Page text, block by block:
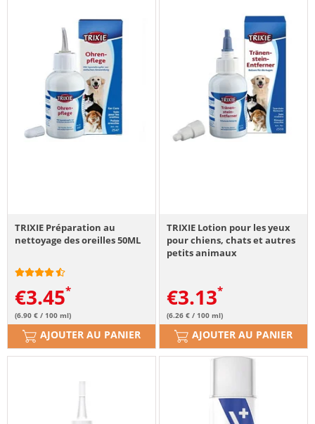
TRIXIE Préparation au
nettoyage des oreilles 50ML
€3.45
(6.90 € / 100 ml)
AJOUTER AU PANIER
TRIXIE Lotion pour les yeux
pour chiens, chats et autres
petits animaux
€3.13
(6.26 € / 100 ml)
AJOUTER AU PANIER